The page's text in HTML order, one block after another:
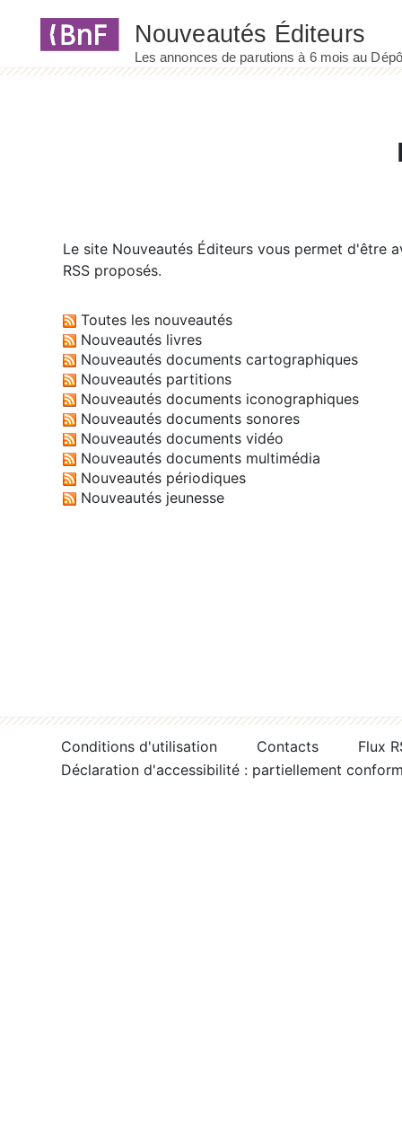
Le site Nouveautés Éditeurs vous permet d'être
RSS proposés.
Toutes les nouveautés
Nouveautés livres
Nouveautés documents cartographiques
Nouveautés partitions
Nouveautés documents iconographiques
Nouveautés documents sonores
Nouveautés documents vidéo
Nouveautés documents multimédia
Nouveautés périodiques
Nouveautés jeunesse
Conditions d'utilisation Contacts
Flux
Déclaration d'accessibilité : partiellement